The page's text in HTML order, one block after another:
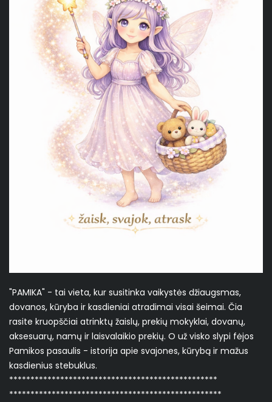
"PAMIKA" - tai vieta, kur susitinka vaikystės džiaugsmas,
dovanos, kūryba ir kasdieniai atradimai visai šeimai. Čia
rasite kruopščiai atrinktų žaislų, prekių mokyklai, dovanų,
aksesuarų, namų ir laisvalaikio prekių. O už visko slypi fėjos
Pamikos pasaulis - istorija apie svajones, kūrybą ir mažus
kasdienius stebuklus.
*************************************************
**************************************************